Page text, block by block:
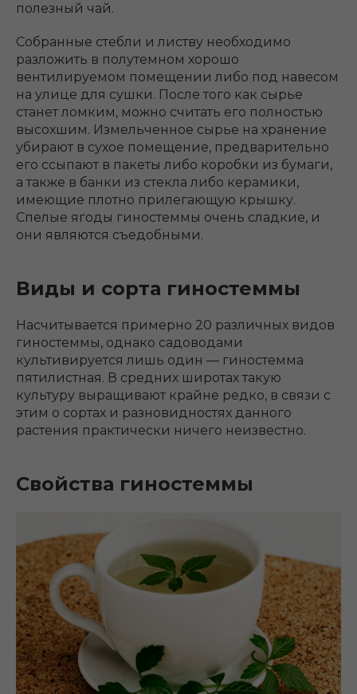
полезный чай.
Собранные стебли и листву необходимо
разложить в полутемном хорошо
вентилируемом помещении либо под навесом
на улице для сушки. После того как сырье
станет ломким, можно считать его полностью
высохшим. Измельченное сырье на хранение
убирают в сухое помещение, предварительно
его ссыпают в пакеты либо коробки из бумаги,
а также в банки из стекла либо керамики,
имеющие плотно прилегающую крышку.
Спелые ягоды гиностеммы очень сладкие, и
они являются съедобными.
Виды и сорта гиностеммы
Насчитывается примерно 20 различных видов
гиностеммы, однако садоводами
культивируется лишь один ― гиностемма
пятилистная. В средних широтах такую
культуру выращивают крайне редко, в связи с
этим о сортах и разновидностях данного
растения практически ничего неизвестно.
Свойства гиностеммы